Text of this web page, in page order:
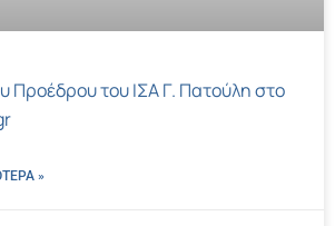
Προέδρου του ΙΣΑ Γ. Πατούλη στο
»